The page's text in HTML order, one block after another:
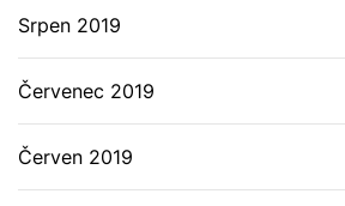
Srpen 2019
Červenec 2019
Červen 2019